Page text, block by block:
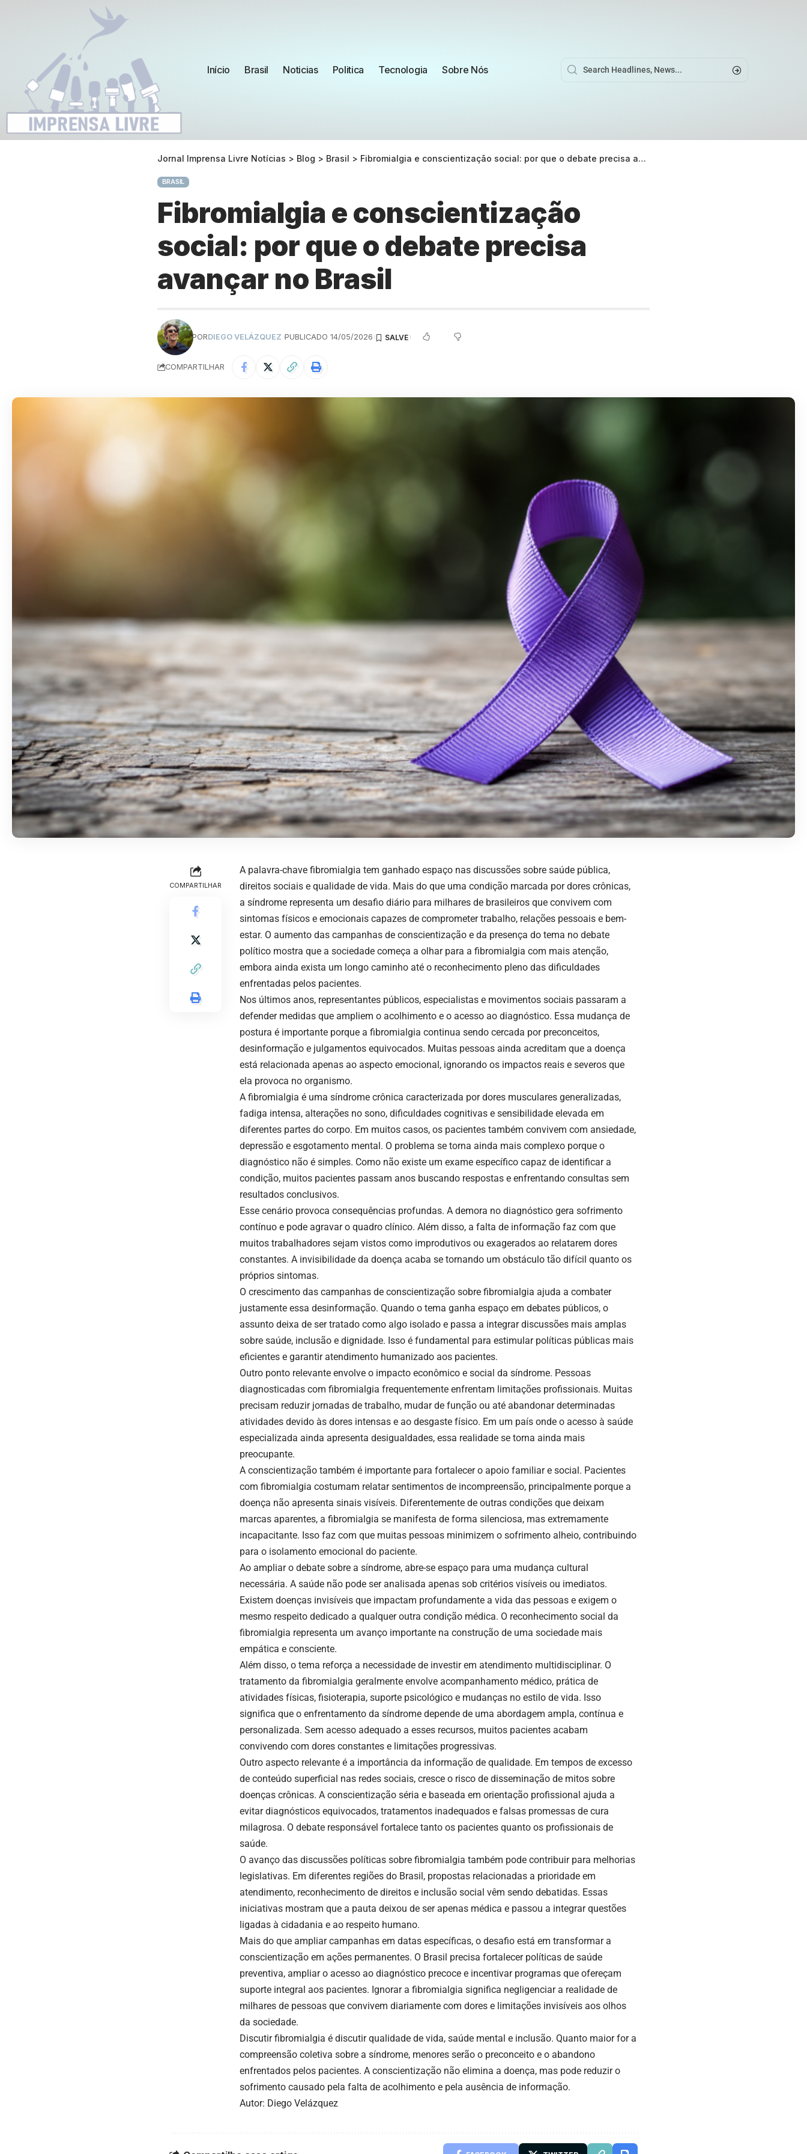
Início Brasil Noticias Politica Tecnologia Sobre Nós
Jornal Imprensa Livre Notícias > Blog > Brasil > Fibromialgia e conscientização social: por que o debate precisa avançar no Brasil
BRASIL
Fibromialgia e conscientização
social: por que o debate precisa
avançar no Brasil
PORDIEGO VELÁZQUEZ PUBLICADO 14/05/2026
COMPARTILHAR
COMPARTILHAR
A palavra-chave fibromialgia tem ganhado espaço nas discussões sobre saúde pública,
direitos sociais e qualidade de vida. Mais do que uma condição marcada por dores crônicas,
a síndrome representa um desafio diário para milhares de brasileiros que convivem com
sintomas físicos e emocionais capazes de comprometer trabalho, relações pessoais e bem-
estar. O aumento das campanhas de conscientização e da presença do tema no debate
político mostra que a sociedade começa a olhar para a fibromialgia com mais atenção,
embora ainda exista um longo caminho até o reconhecimento pleno das dificuldades
enfrentadas pelos pacientes.
Nos últimos anos, representantes públicos, especialistas e movimentos sociais passaram a
defender medidas que ampliem o acolhimento e o acesso ao diagnóstico. Essa mudança de
postura é importante porque a fibromialgia continua sendo cercada por preconceitos,
desinformação e julgamentos equivocados. Muitas pessoas ainda acreditam que a doença
está relacionada apenas ao aspecto emocional, ignorando os impactos reais e severos que
ela provoca no organismo.
A fibromialgia é uma síndrome crônica caracterizada por dores musculares generalizadas,
fadiga intensa, alterações no sono, dificuldades cognitivas e sensibilidade elevada em
diferentes partes do corpo. Em muitos casos, os pacientes também convivem com ansiedade,
depressão e esgotamento mental. O problema se torna ainda mais complexo porque o
diagnóstico não é simples. Como não existe um exame específico capaz de identificar a
condição, muitos pacientes passam anos buscando respostas e enfrentando consultas sem
resultados conclusivos.
Esse cenário provoca consequências profundas. A demora no diagnóstico gera sofrimento
contínuo e pode agravar o quadro clínico. Além disso, a falta de informação faz com que
muitos trabalhadores sejam vistos como improdutivos ou exagerados ao relatarem dores
constantes. A invisibilidade da doença acaba se tornando um obstáculo tão difícil quanto os
próprios sintomas.
O crescimento das campanhas de conscientização sobre fibromialgia ajuda a combater
justamente essa desinformação. Quando o tema ganha espaço em debates públicos, o
assunto deixa de ser tratado como algo isolado e passa a integrar discussões mais amplas
sobre saúde, inclusão e dignidade. Isso é fundamental para estimular políticas públicas mais
eficientes e garantir atendimento humanizado aos pacientes.
Outro ponto relevante envolve o impacto econômico e social da síndrome. Pessoas
diagnosticadas com fibromialgia frequentemente enfrentam limitações profissionais. Muitas
precisam reduzir jornadas de trabalho, mudar de função ou até abandonar determinadas
atividades devido às dores intensas e ao desgaste físico. Em um país onde o acesso à saúde
especializada ainda apresenta desigualdades, essa realidade se torna ainda mais
preocupante.
A conscientização também é importante para fortalecer o apoio familiar e social. Pacientes
com fibromialgia costumam relatar sentimentos de incompreensão, principalmente porque a
doença não apresenta sinais visíveis. Diferentemente de outras condições que deixam
marcas aparentes, a fibromialgia se manifesta de forma silenciosa, mas extremamente
incapacitante. Isso faz com que muitas pessoas minimizem o sofrimento alheio, contribuindo
para o isolamento emocional do paciente.
Ao ampliar o debate sobre a síndrome, abre-se espaço para uma mudança cultural
necessária. A saúde não pode ser analisada apenas sob critérios visíveis ou imediatos.
Existem doenças invisíveis que impactam profundamente a vida das pessoas e exigem o
mesmo respeito dedicado a qualquer outra condição médica. O reconhecimento social da
fibromialgia representa um avanço importante na construção de uma sociedade mais
empática e consciente.
Além disso, o tema reforça a necessidade de investir em atendimento multidisciplinar. O
tratamento da fibromialgia geralmente envolve acompanhamento médico, prática de
atividades físicas, fisioterapia, suporte psicológico e mudanças no estilo de vida. Isso
significa que o enfrentamento da síndrome depende de uma abordagem ampla, contínua e
personalizada. Sem acesso adequado a esses recursos, muitos pacientes acabam
convivendo com dores constantes e limitações progressivas.
Outro aspecto relevante é a importância da informação de qualidade. Em tempos de excesso
de conteúdo superficial nas redes sociais, cresce o risco de disseminação de mitos sobre
doenças crônicas. A conscientização séria e baseada em orientação profissional ajuda a
evitar diagnósticos equivocados, tratamentos inadequados e falsas promessas de cura
milagrosa. O debate responsável fortalece tanto os pacientes quanto os profissionais de
saúde.
O avanço das discussões políticas sobre fibromialgia também pode contribuir para melhorias
legislativas. Em diferentes regiões do Brasil, propostas relacionadas a prioridade em
atendimento, reconhecimento de direitos e inclusão social vêm sendo debatidas. Essas
iniciativas mostram que a pauta deixou de ser apenas médica e passou a integrar questões
ligadas à cidadania e ao respeito humano.
Mais do que ampliar campanhas em datas específicas, o desafio está em transformar a
conscientização em ações permanentes. O Brasil precisa fortalecer políticas de saúde
preventiva, ampliar o acesso ao diagnóstico precoce e incentivar programas que ofereçam
suporte integral aos pacientes. Ignorar a fibromialgia significa negligenciar a realidade de
milhares de pessoas que convivem diariamente com dores e limitações invisíveis aos olhos
da sociedade.
Discutir fibromialgia é discutir qualidade de vida, saúde mental e inclusão. Quanto maior for a
compreensão coletiva sobre a síndrome, menores serão o preconceito e o abandono
enfrentados pelos pacientes. A conscientização não elimina a doença, mas pode reduzir o
sofrimento causado pela falta de acolhimento e pela ausência de informação.
Autor: Diego Velázquez